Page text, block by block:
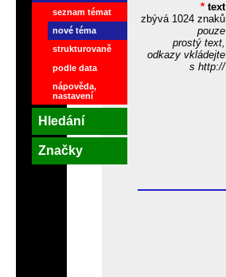
* text
zbývá 1024znaků
pouze
prostý text,
odkazy vkládejte
s http://
seznam témat
nové téma
strukturovaně
podle data
nápověda,
nastavení
Hledání
Značky